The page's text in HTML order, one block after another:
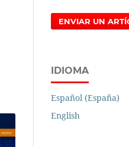
ENVIAR UN
IDIOMA
Español (España)
English